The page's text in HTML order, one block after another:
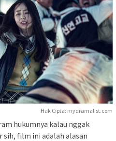
Hak Cipta: mydramalist.com
hukumnya kalau nggak
sih, film ini adalah alasan